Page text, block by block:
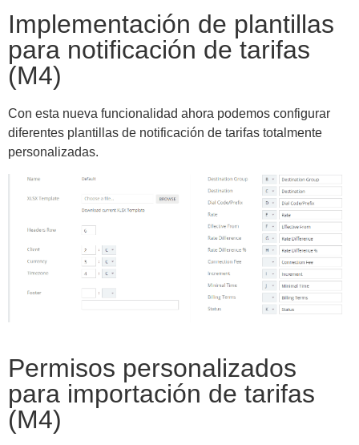
Implementación de plantillas
para notificación de tarifas
(M4)
Con esta nueva funcionalidad ahora podemos configurar
diferentes plantillas de notificación de tarifas totalmente
personalizadas.
Permisos personalizados
para importación de tarifas
(M4)